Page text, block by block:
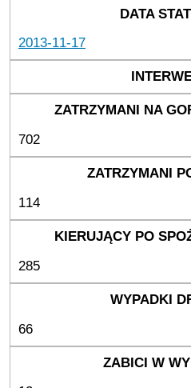
2013-11-17
702
114
285
66